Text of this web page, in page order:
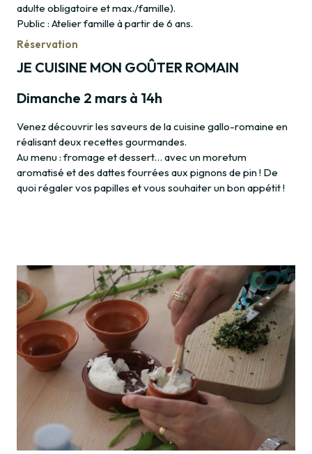
adulte obligatoire et max./famille).
Public : Atelier famille à partir de 6 ans.
Réservation
JE CUISINE MON GOÛTER ROMAIN
Dimanche 2 mars à 14h
Venez découvrir les saveurs de la cuisine gallo-romaine en
réalisant deux recettes gourmandes.
Au menu : fromage et dessert… avec un moretum
aromatisé et des dattes fourrées aux pignons de pin ! De
quoi régaler vos papilles et vous souhaiter un bon appétit !